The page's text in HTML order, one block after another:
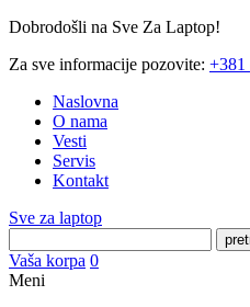
Dobrodošli na Sve Za Laptop!
Za sve informacije pozovite: +381
Naslovna
O nama
Vesti
Servis
Kontakt
Sve za laptop
Vaša korpa 0
Meni